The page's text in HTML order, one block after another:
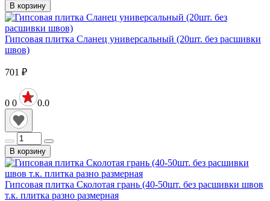
В корзину
Гипсовая плитка Сланец универсальный (20шт. без расшивки
швов)
701 ₽
0 0 0.0
В корзину
Гипсовая плитка Сколотая грань (40-50шт. без расшивки швов
т.к. плитка разно размерная